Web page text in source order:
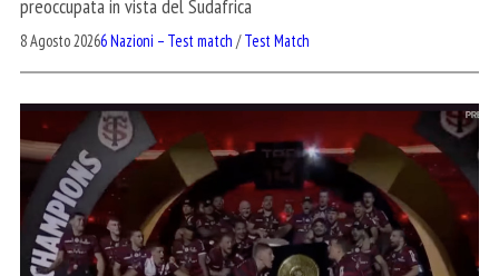
preoccupata in vista del Sudafrica
8 Agosto 20266 Nazioni – Test match /Test Match